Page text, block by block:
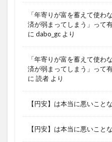
「年寄りが富を蓄えて使わ
済が弱まってしまう」って
に dabo_gc より
「年寄りが富を蓄えて使わ
済が弱まってしまう」って
に 読者 より
【円安】は本当に悪いこと
【円安】は本当に悪いこと